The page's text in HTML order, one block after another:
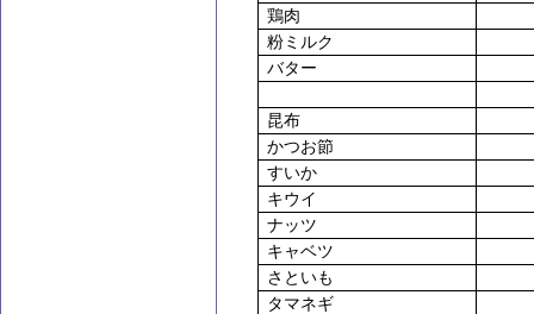
鶏肉
粉ミルク
バター
昆布
かつお節
すいか
キウイ
ナッツ
キャベツ
さといも
タマネギ